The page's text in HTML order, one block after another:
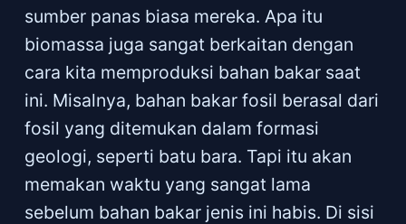
sumber panas biasa mereka. Apa itu
biomassa juga sangat berkaitan dengan
cara kita memproduksi bahan bakar saat
ini. Misalnya, bahan bakar fosil berasal dari
fosil yang ditemukan dalam formasi
geologi, seperti batu bara. Tapi itu akan
memakan waktu yang sangat lama
sebelum bahan bakar jenis ini habis. Di sisi